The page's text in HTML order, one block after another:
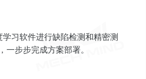
习软件进行缺陷检测和精密测
一步步完成方案部署。